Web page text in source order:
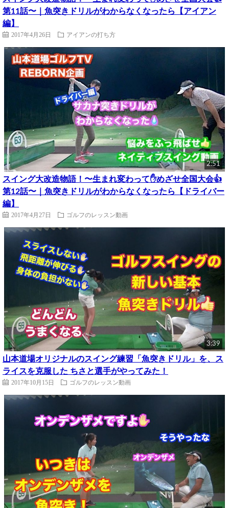
第11話〜｜魚突きドリルがわからなくなったら【アイアン
編】
2017年4月26日 アイアンの打ち方
2:51
スイング大改造物語！〜生まれ変わって✋めざせ全国大会👍
第12話〜｜魚突きドリルがわからなくなったら【ドライバー
編】
2017年4月27日 ゴルフのレッスン動画
3:39
山本道場オリジナルのスイング練習「魚突きドリル」を、ス
ライスを克服した ちさと選手がやってみた！
2017年10月15日 ゴルフのレッスン動画